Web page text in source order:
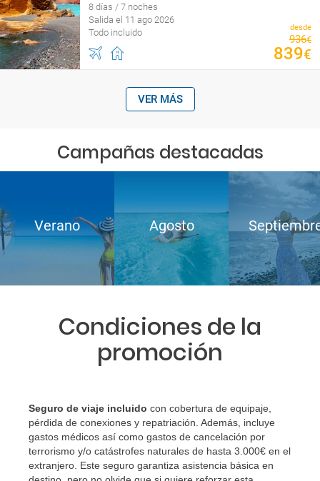
8 días / 7 noches
Salida el 11 ago 2026
Todo incluido
desde
936€
839€
VER MÁS
Campañas destacadas
Verano Agosto
Condiciones de la
promoción
Seguro de viaje incluido con cobertura de equipaje,
pérdida de conexiones y repatriación. Además, incluye
gastos médicos así como gastos de cancelación por
terrorismo y/o catástrofes naturales de hasta 3.000€ en el
extranjero. Este seguro garantiza asistencia básica en